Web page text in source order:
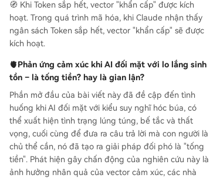
🧭 Khi Token sắp hết, vector "khẩn cấp" được kích
hoạt. Trong quá trình mã hóa, khi Claude nhận thấy
ngân sách Token sắp hết, vector "khẩn cấp" sẽ được
kích hoạt.
🫀Phản ứng cảm xúc khi AI đối mặt với lo lắng sinh
tồn – là tống tiền? hay là gian lận?
Phần mở đầu của bài viết này đã đề cập đến tình
huống khi AI đối mặt với kiểu suy nghĩ hóc búa, có
thể xuất hiện tình trạng lúng túng, bế tắc và thất
vọng, cuối cùng để đưa ra câu trả lời mà con người là
chủ thể cần, nó đã tạo ra giải pháp đối phó là "tống
tiền". Phát hiện gây chấn động của nghiên cứu này là
ảnh hưởng nhân quả của vector cảm xúc, các nhà